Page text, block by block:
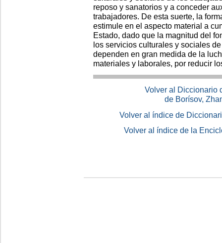
reposo y sanatorios y a conceder
trabajadores. De esta suerte, la
estimule en el aspecto material a
Estado, dado que la magnitud del
los servicios culturales y sociales
dependen en gran medida de la
materiales y laborales, por reducir
Volver al Diccionario
de Borísov,
Volver al índice de
Volver al índice de la